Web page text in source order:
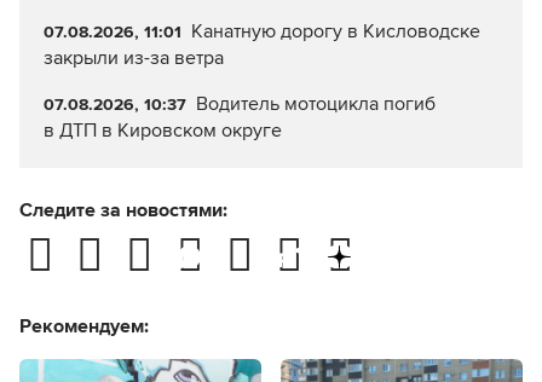
07.08.2026, 11:01 Канатную дорогу в Кисловодске
закрыли из-за ветра
07.08.2026, 10:37 Водитель мотоцикла погиб
в ДТП в Кировском округе
Следите за новостями:
Рекомендуем: